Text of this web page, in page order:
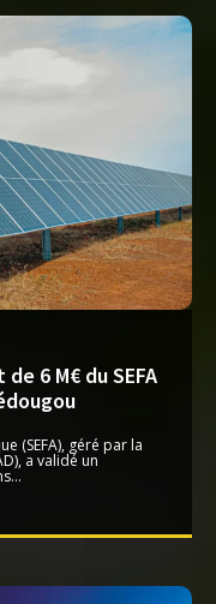
6 M€ du SEFA
(SEFA), géré par la
a validé un